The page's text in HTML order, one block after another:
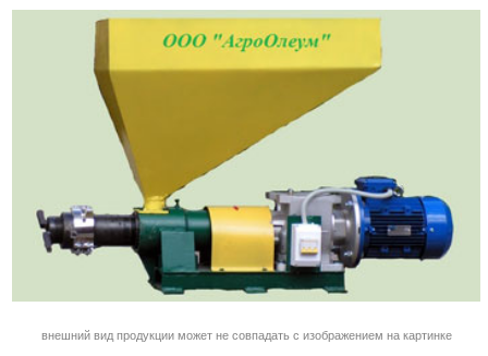
внешний вид продукции может не совпадать с изображением на картинке